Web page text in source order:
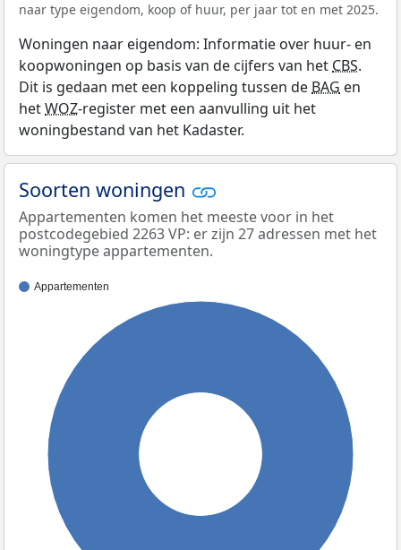
naar type eigendom, koop of huur, per jaar tot en met 2025.
Woningen naar eigendom: Informatie over huur- en
koopwoningen op basis van de cijfers van het CBS.
Dit is gedaan met een koppeling tussen de BAG en
hetWOZ-register met een aanvulling uit het
woningbestand van het Kadaster.
Soorten woningen
Appartementen komen het meeste voor in het
postcodegebied 2263 VP: er zijn 27 adressen met het
woningtype appartementen.
Appartementen